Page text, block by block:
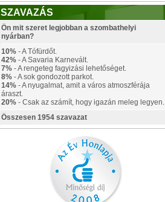
SZAVAZÁS
Ön mit szeret legjobban a szombathelyi
nyárban?
10% - A Tófürdőt.
42% - A Savaria Karnevált.
7% - A rengeteg fagyizási lehetőséget.
8% - A sok gondozott parkot.
14% - A nyugalmat, amit a város atmoszférája
áraszt.
20% - Csak az számít, hogy igazán meleg legyen.
Összesen 1954 szavazat